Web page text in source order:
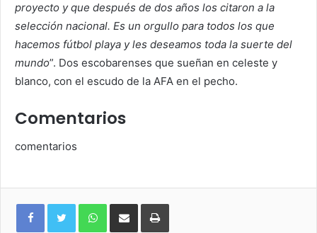
proyecto y que después de dos años los citaron a la
selección nacional. Es un orgullo para todos los que
hacemos fútbol playa y les deseamos toda la suerte del
mundo”. Dos escobarenses que sueñan en celeste y
blanco, con el escudo de la AFA en el pecho.
Comentarios
comentarios
WhatsAppCompartirImprimir